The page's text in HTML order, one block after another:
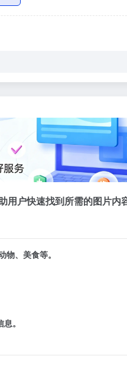
户快速找到所需的图片内
、美食等。
。